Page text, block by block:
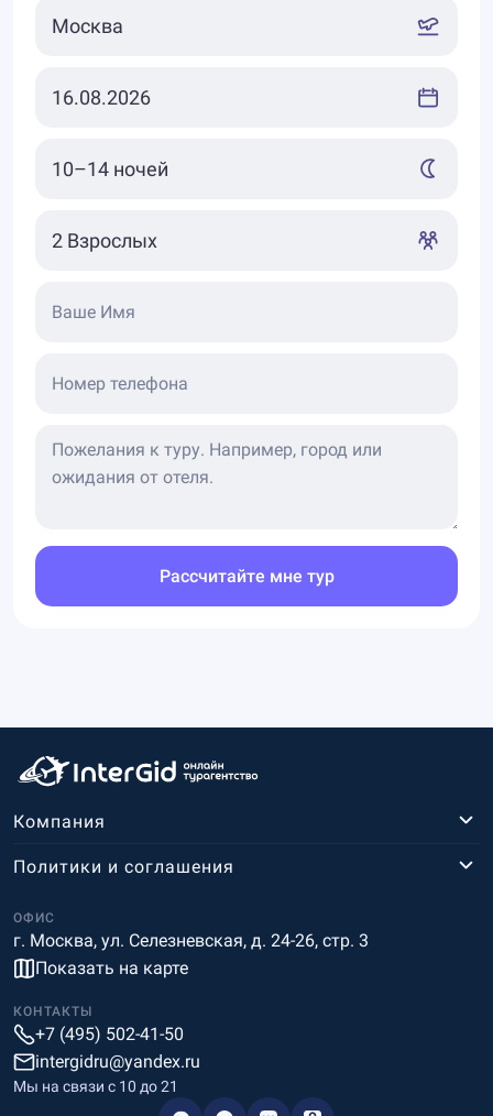
Ваше Имя
Номер телефона
Рассчитайте мне тур
Компания
ОФИС
г. Москва, ул. Селезневская, д. 24-26, стр. 3
Показать на карте
Политики и соглашения
КОНТАКТЫ
+7 (495) 502-41-50
intergidru@yandex.ru
Мы на связи c 10 до 21